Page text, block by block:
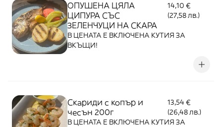
ОПУШЕНА ЦЯЛА
ЦИПУРА СЪС
ЗЕЛЕНЧУЦИ НА СКАРА
14,10 €
(27,58 лв.)
В ЦЕНАТА Е ВКЛЮЧЕНА КУТИЯ ЗА
ВКЪЩИ!
Скариди с копър и
чесън 200г
13,54 €
(26,48 лв.)
В ЦЕНАТА Е ВКЛЮЧЕНА КУТИЯ ЗА